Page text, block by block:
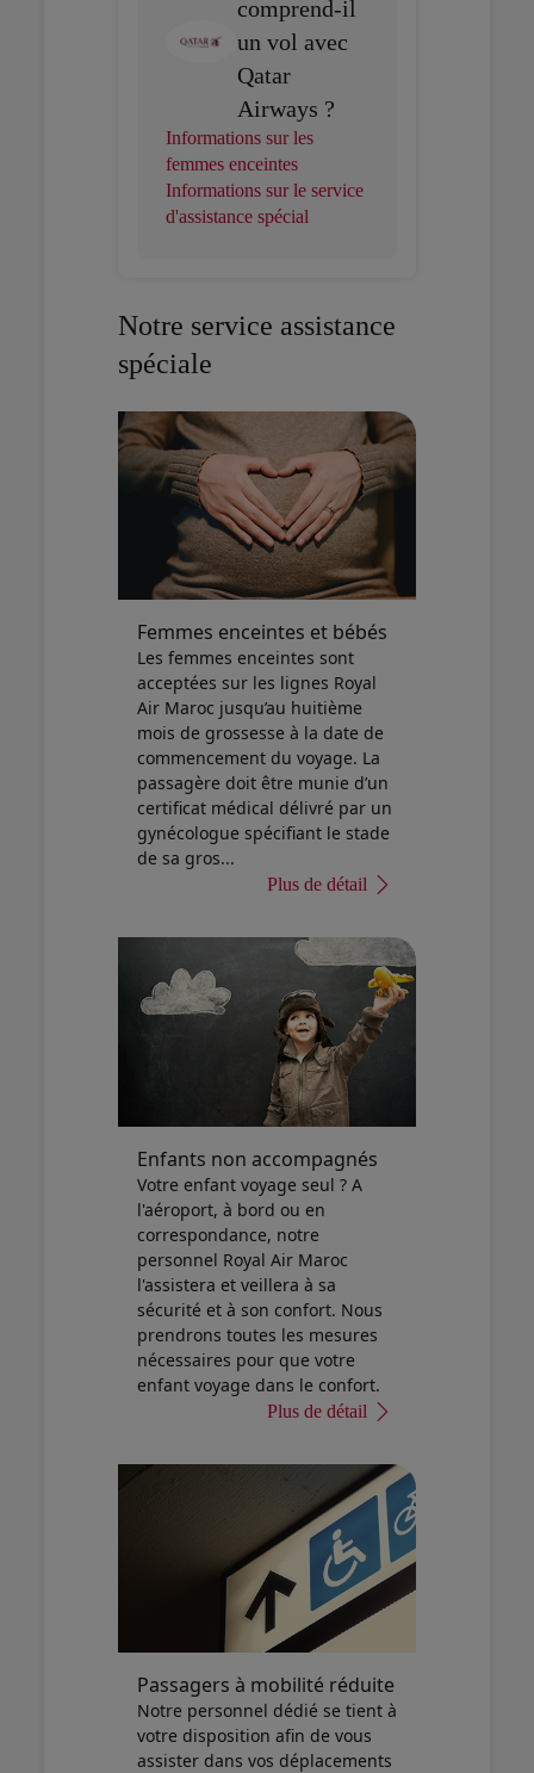
comprend-il
un vol avec
Qatar
Airways ?
Informations sur les
femmes enceintes
Informations sur le service
d'assistance spécial
Notre service assistance
spéciale
Femmes enceintes et bébés
Les femmes enceintes sont
acceptées sur les lignes Royal
Air Maroc jusqu’au huitième
mois de grossesse à la date de
commencement du voyage. La
passagère doit être munie d’un
certificat médical délivré par un
gynécologue spécifiant le stade
de sa gros...
Plus de détail
Enfants non accompagnés
Votre enfant voyage seul ? A
l'aéroport, à bord ou en
correspondance, notre
personnel Royal Air Maroc
l'assistera et veillera à sa
sécurité et à son confort. Nous
prendrons toutes les mesures
nécessaires pour que votre
enfant voyage dans le confort.
Plus de détail
Passagers à mobilité réduite
Notre personnel dédié se tient à
votre disposition afin de vous
assister dans vos déplacements